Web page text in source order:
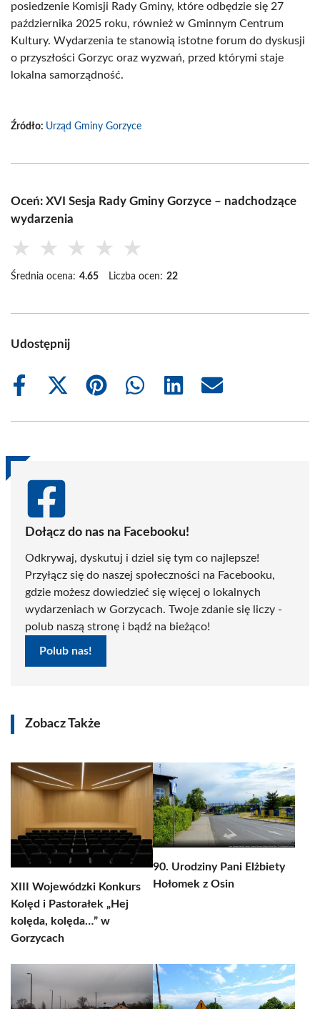
posiedzenie Komisji Rady Gminy, które odbędzie się 27
października 2025 roku, również w Gminnym Centrum
Kultury. Wydarzenia te stanowią istotne forum do dyskusji
o przyszłości Gorzyc oraz wyzwań, przed którymi staje
lokalna samorządność.
Źródło: Urząd Gminy Gorzyce
Oceń: XVI Sesja Rady Gminy Gorzyce – nadchodzące
wydarzenia
★ ★ ★ ★ ★
Średnia ocena: 4.65 Liczba ocen: 22
Udostępnij
Share
Share
(Twitter)
Share
Share
Share
Share
Dołącz do nas na Facebooku!
Odkrywaj, dyskutuj i dziel się tym co najlepsze!
Przyłącz się do naszej społeczności na Facebooku,
gdzie możesz dowiedzieć się więcej o lokalnych
wydarzeniach w Gorzycach. Twoje zdanie się liczy -
polub naszą stronę i bądź na bieżąco!
Polub nas!
Zobacz Także
XIII Wojewódzki Konkurs
Kolęd i Pastorałek „Hej
kolęda, kolęda…” w
Gorzycach
90. Urodziny Pani Elżbiety
Hołomek z Osin